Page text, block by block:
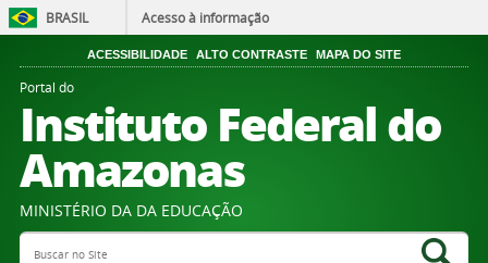
BRASIL Acesso à informação
ACESSIBILIDADE ALTO CONTRASTE MAPA DO SITE
Portal do
Instituto Federal do
Amazonas
MINISTÉRIO DA DA EDUCAÇÃO
Search Site